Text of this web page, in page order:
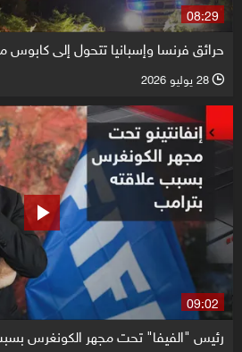
08:29
حرائق فرنسا وإسبانيا تتحول إلى كابوس
l 28 يوليو 2026
09:02
رئيس "الفيفا" تحت مجهر الكونغرس